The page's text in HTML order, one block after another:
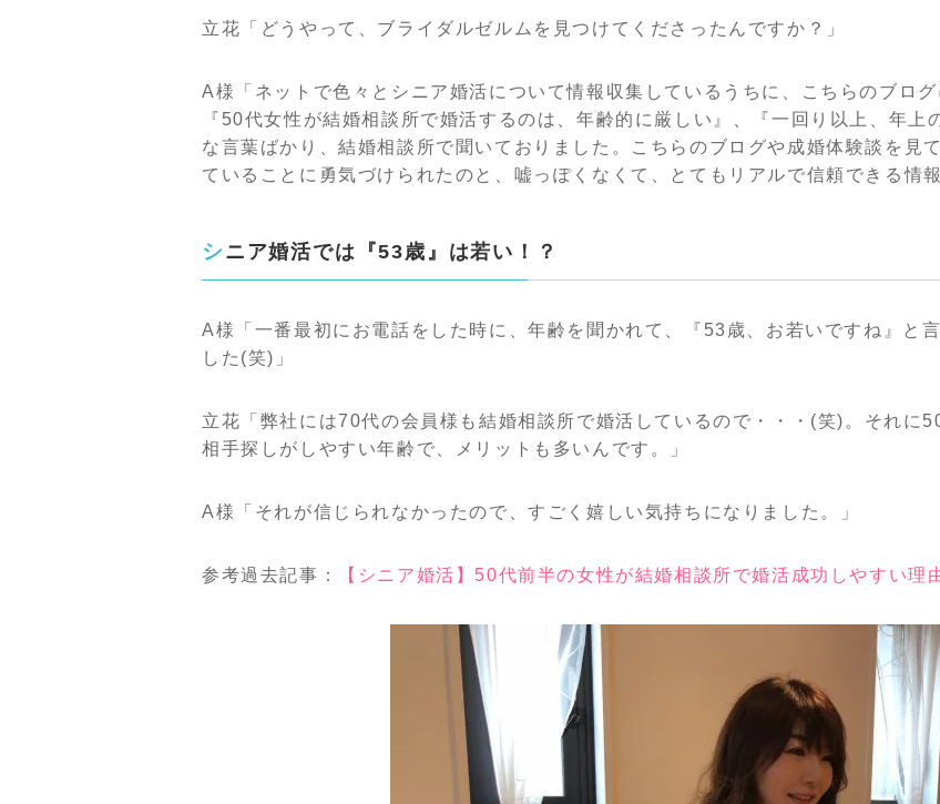
立花「どうやって、ブライダルゼルムを見つけてくださったんですか？」
A様「ネットで色々とシニア婚活について情報収集しているうちに、こちらのブロ
『50代女性が結婚相談所で婚活するのは、年齢的に厳しい』、『一回り以上、年上
な言葉ばかり、結婚相談所で聞いておりました。こちらのブログや成婚体験談を見
ていることに勇気づけられたのと、嘘っぽくなくて、とてもリアルで信頼できる情
シニア婚活では『53歳』は若い！？
A様「一番最初にお電話をした時に、年齢を聞かれて、『53歳、お若いですね』と
した(笑)」
立花「弊社には70代の会員様も結婚相談所で婚活しているので・・・(笑)。それに
相手探しがしやすい年齢で、メリットも多いんです。」
A様「それが信じられなかったので、すごく嬉しい気持ちになりました。」
参考過去記事： 【シニア婚活】50代前半の女性が結婚相談所で婚活成功しやすい理